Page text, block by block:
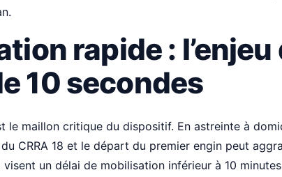
rapide : l’enjeu
10 secondes
le maillon critique du dispositif. En astreinte à
du CRRA 18 et le départ du premier engin peut
un délai de mobilisation inférieur à 10